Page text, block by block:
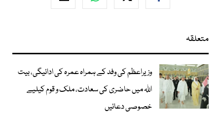
متعلقہ
وزیراعظم کی وفد کے ہمراہ عمرہ کی ادائیگی، بیت
اللہ میں حاضری کی سعادت، ملک و قوم کیلیے
خصوصی دعائیں